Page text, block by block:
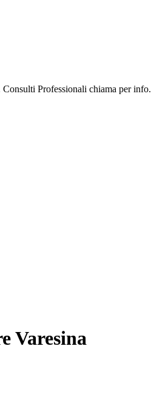
Professionali chiama per info.
Varesina